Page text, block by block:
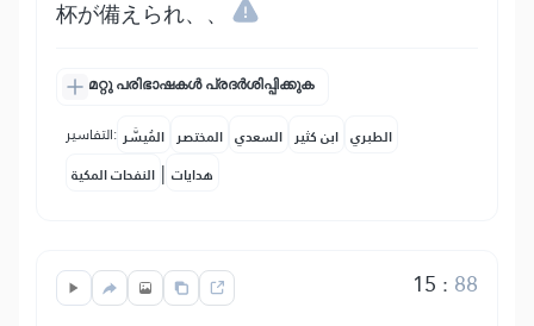
杯が備えられ、、
മറ്റു പരിഭാഷകൾ പ്രദർശിപ്പിക്കുക
التفاسير: المُيسَّر المختصر السعدي ابن كثير الطبري
النفحات المكية | هدايات
15 : 88